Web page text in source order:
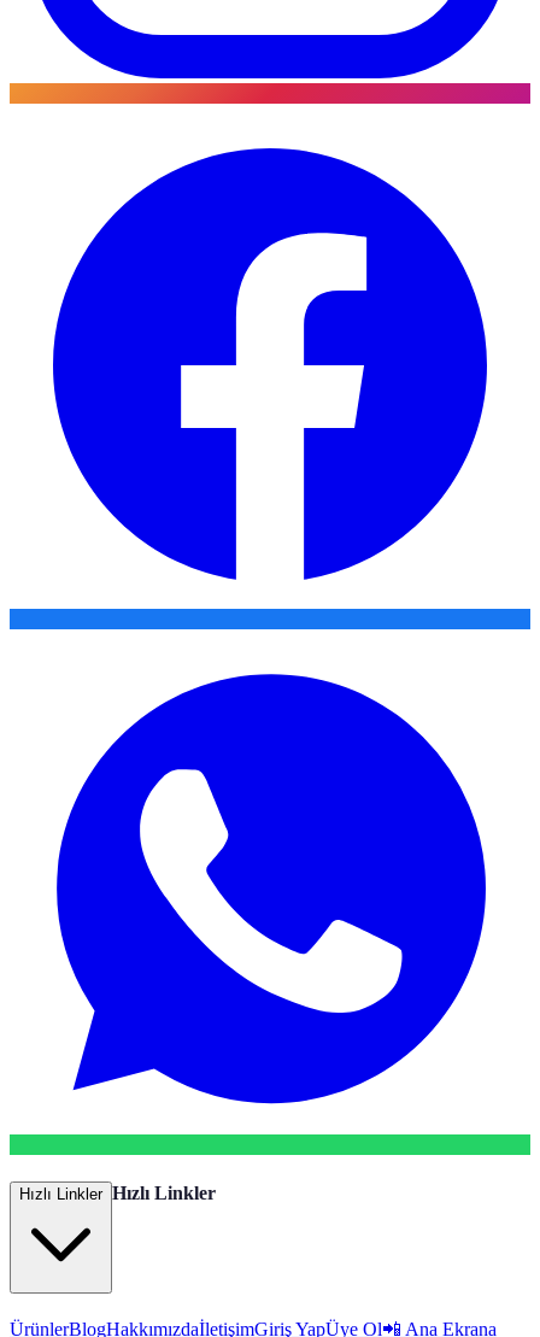
Hızlı Linkler Hızlı Linkler
ÜrünlerBlogHakkımızdaİletişimGiriş YapÜye Ol📲 Ana Ekrana